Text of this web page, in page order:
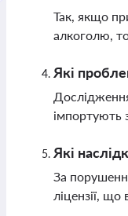
Так, якщо
алкоголю,
Які
імпортують
Які
За
ліцензії,